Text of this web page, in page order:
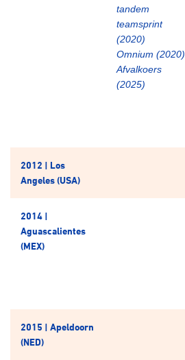
tandem
teamsprint
(2020)
Omnium (2020)
Afvalkoers
(2025)
2012 | Los
Angeles (USA)
2014 |
Aguascalientes
(MEX)
2015 | Apeldoorn
(NED)